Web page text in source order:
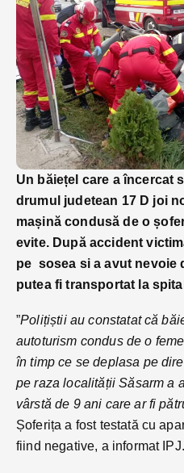
Un băiețel care a încercat
drumul judetean 17 D joi
mașină condusă de o
evite. După accident
pe sosea si a avut nevoie
putea fi transportat la
”Polițiștii au constatat că
autoturism condus de o
în timp ce se deplasa pe
pe raza localității Săsarm a
vârstă de 9 ani care ar fi
Șoferița a fost testată cu
fiind negative, a informat IPJ.